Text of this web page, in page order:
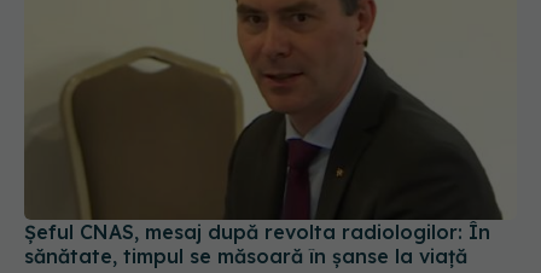
Șeful CNAS, mesaj după revolta radiologilor: În
sănătate, timpul se măsoară în șanse la viață